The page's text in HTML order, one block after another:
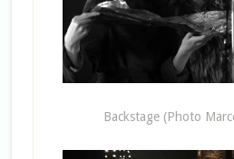
Backstage (Photo